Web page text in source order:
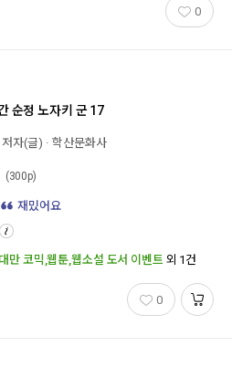
0
순정 노자키 군 17
저자(글) 학산문화사
(300p)
재밌어요
만 코믹,웹툰,웹소설 도서 이벤트 외 1건
0